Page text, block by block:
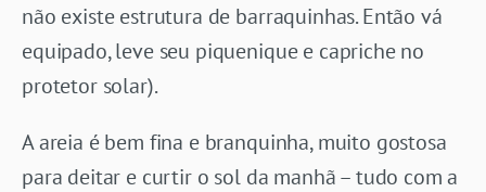
não existe estrutura de barraquinhas. Então vá
equipado, leve seu piquenique e capriche no
protetor solar).
A areia é bem fina e branquinha, muito gostosa
para deitar e curtir o sol da manhã – tudo com a